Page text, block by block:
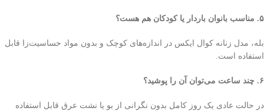
۵. مناسب بانوان باردار یا کودکان هم هست؟
بله، مدل زنانه کوال ایکس در اندازه‌های کوچک و بدون مواد حساسیت‌زا قابل
استفاده است.
۶. چند ساعت می‌توان آن را پوشید؟
در حالت عادی یک روز کامل بدون نگرانی از بو یا نشت عرق قابل استفاده